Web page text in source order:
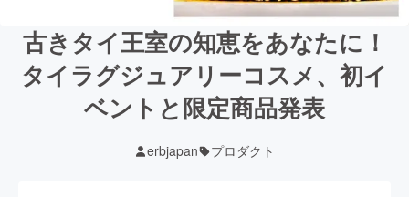
古きタイ王室の知恵をあなたに！
タイラグジュアリーコスメ、初イ
ベントと限定商品発表
erbjapan プロダクト